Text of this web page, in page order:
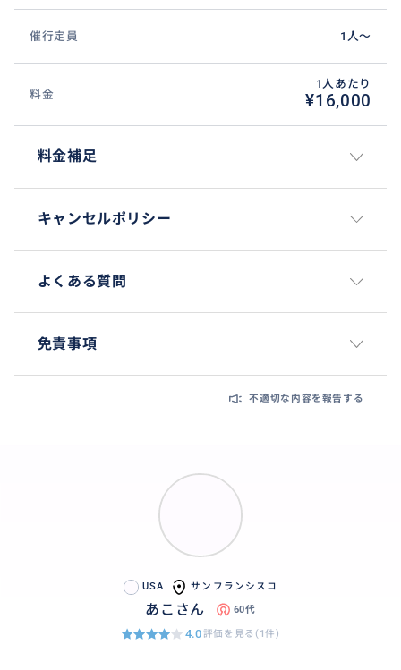
催行定員 1人〜
料金
1人あたり
¥16,000
料金補足
キャンセルポリシー
よくある質問
免責事項
不適切な内容を報告する
USA サンフランシスコ
あこさん 60代
4.0評価を見る(1件)